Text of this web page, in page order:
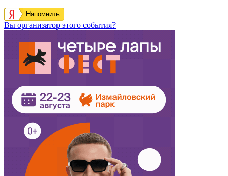
Напомнить
Вы организатор этого события?